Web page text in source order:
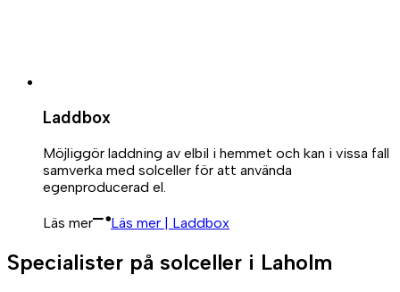
Laddbox
Möjliggör laddning av elbil i hemmet och kan i vissa fall
samverka med solceller för att använda
egenproducerad el.
Läs mer Läs mer | Laddbox
Specialister på solceller i Laholm